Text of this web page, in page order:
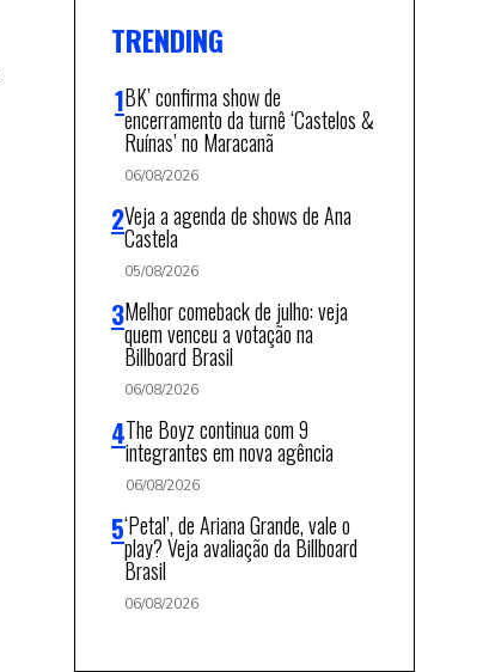
TRENDING
BK’ confirma show de
encerramento da turnê ‘Castelos &
Ruínas’ no Maracanã
06/08/2026
Veja a agenda de shows de Ana
Castela
05/08/2026
Melhor comeback de julho: veja
quem venceu a votação na
Billboard Brasil
06/08/2026
The Boyz continua com 9
integrantes em nova agência
06/08/2026
‘Petal’, de Ariana Grande, vale o
play? Veja avaliação da Billboard
Brasil
06/08/2026